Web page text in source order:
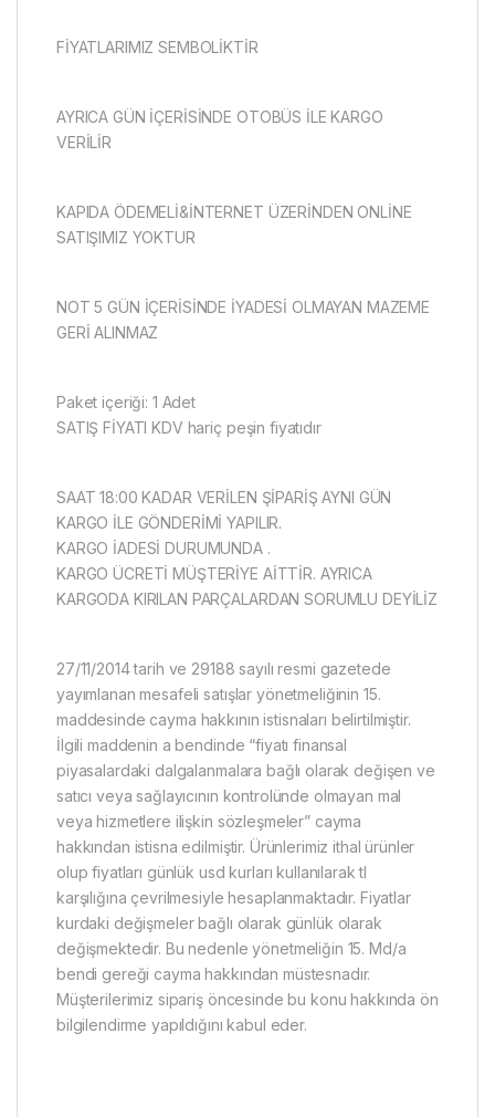
FİYATLARIMIZ SEMBOLİKTİR
AYRICA GÜN İÇERİSİNDE OTOBÜS İLE KARGO
VERİLİR
KAPIDA ÖDEMELİ&İNTERNET ÜZERİNDEN ONLİNE
SATIŞIMIZ YOKTUR
NOT 5 GÜN İÇERİSİNDE İYADESİ OLMAYAN MAZEME
GERİ ALINMAZ
Paket içeriği: 1 Adet
SATIŞ FİYATI KDV hariç peşin fiyatıdır
SAAT 18:00 KADAR VERİLEN ŞİPARİŞ AYNI GÜN
KARGO İLE GÖNDERİMİ YAPILIR.
KARGO İADESİ DURUMUNDA .
KARGO ÜCRETİ MÜŞTERİYE AİTTİR. AYRICA
KARGODA KIRILAN PARÇALARDAN SORUMLU DEYİLİZ
27/11/2014 tarih ve 29188 sayılı resmi gazetede
yayımlanan mesafeli satışlar yönetmeliğinin 15.
maddesinde cayma hakkının istisnaları belirtilmiştir.
İlgili maddenin a bendinde “fiyatı finansal
piyasalardaki dalgalanmalara bağlı olarak değişen ve
satıcı veya sağlayıcının kontrolünde olmayan mal
veya hizmetlere ilişkin sözleşmeler” cayma
hakkından istisna edilmiştir. Ürünlerimiz ithal ürünler
olup fiyatları günlük usd kurları kullanılarak tl
karşılığına çevrilmesiyle hesaplanmaktadır. Fiyatlar
kurdaki değişmeler bağlı olarak günlük olarak
değişmektedir. Bu nedenle yönetmeliğin 15. Md/a
bendi gereği cayma hakkından müstesnadır.
Müşterilerimiz sipariş öncesinde bu konu hakkında ön
bilgilendirme yapıldığını kabul eder.